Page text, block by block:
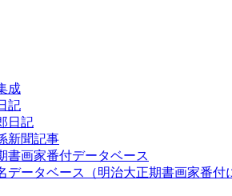
成
記
日記
新聞記事
書画家番付データベース
データベース（明治大正期書画家番付